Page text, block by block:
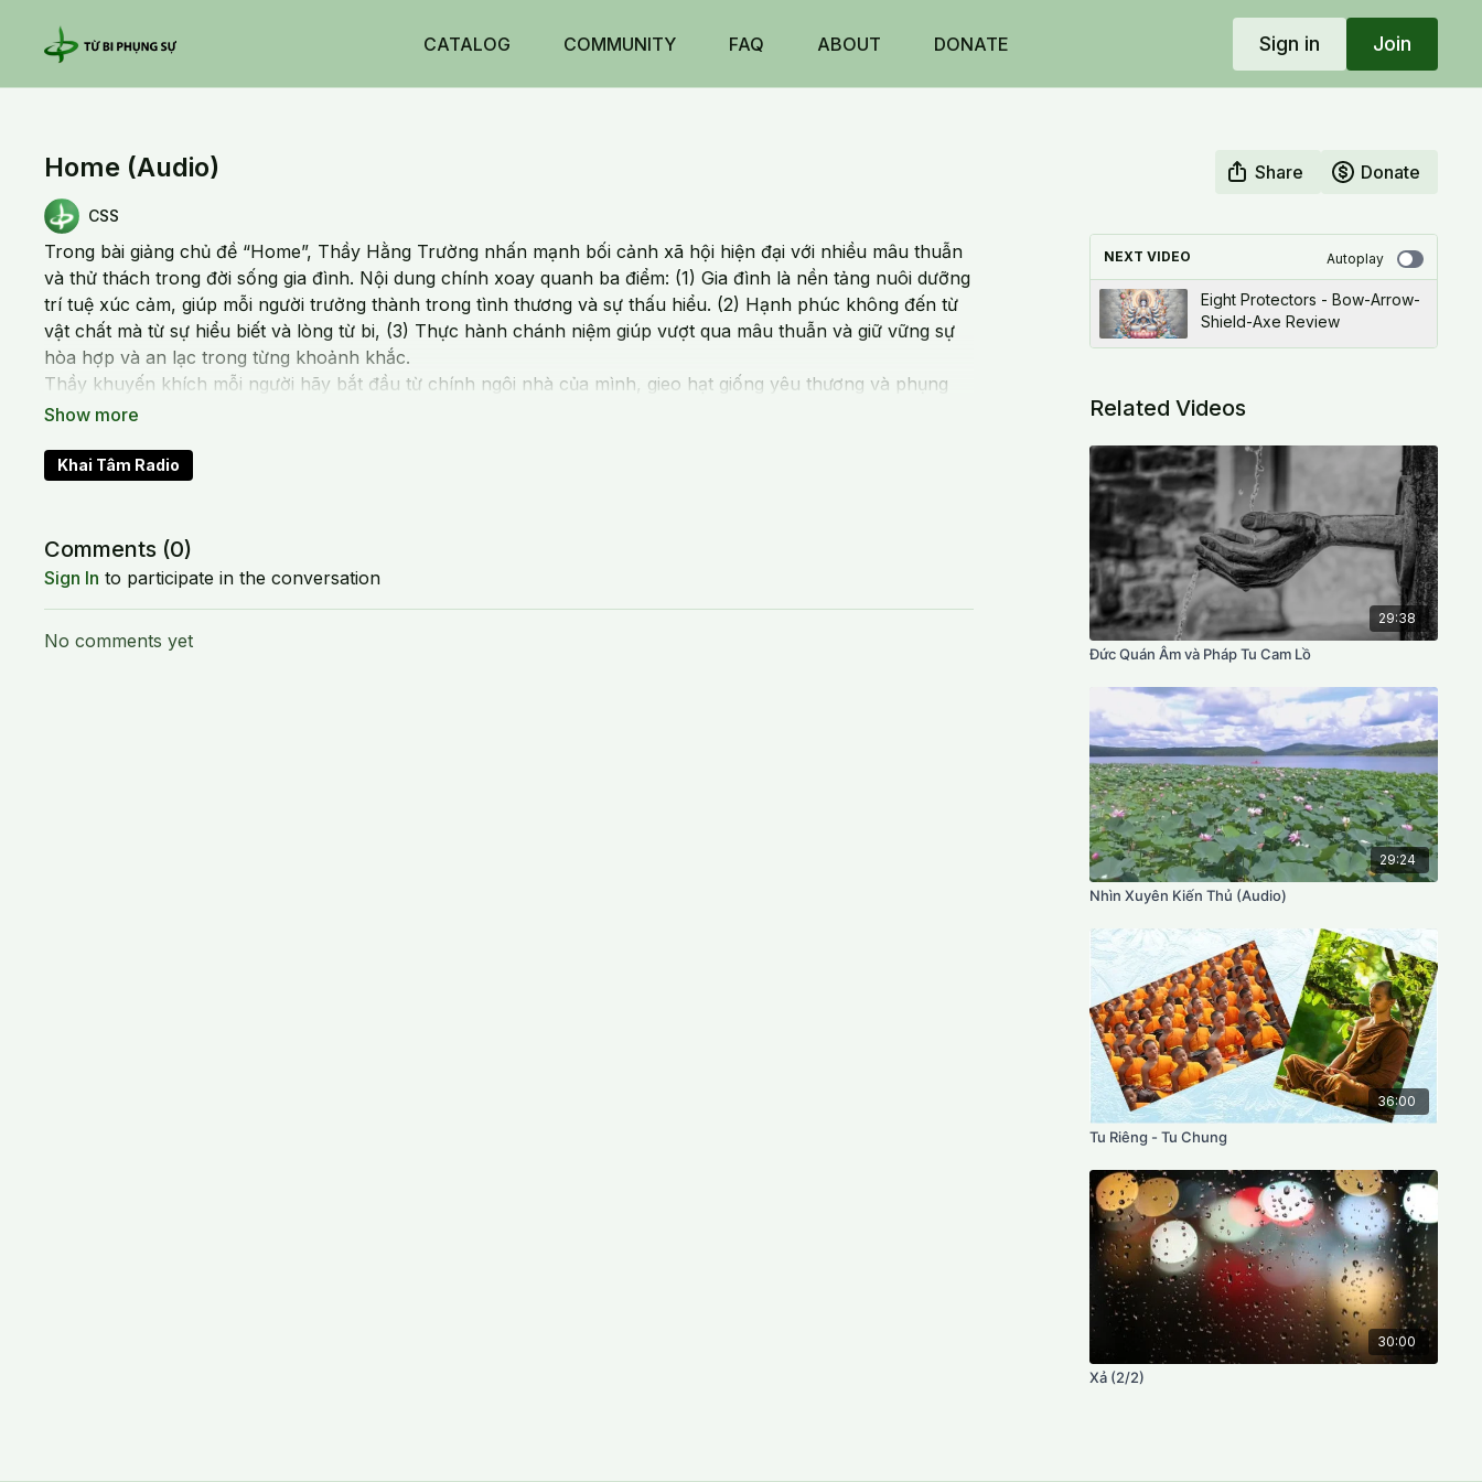
CATALOG COMMUNITY FAQ ABOUT DONATE Sign in Join
Home (Audio) Share Donate
CSS
Trong bài giảng chủ đề “Home”, Thầy Hằng Trường nhấn mạnh bối cảnh xã hội hiện đại với nhiều mâu thuẫn
và thử thách trong đời sống gia đình. Nội dung chính xoay quanh ba điểm: (1) Gia đình là nền tảng nuôi dưỡng
trí tuệ xúc cảm, giúp mỗi người trưởng thành trong tình thương và sự thấu hiểu. (2) Hạnh phúc không đến từ
vật chất mà từ sự hiểu biết và lòng từ bi, (3) Thực hành chánh niệm giúp vượt qua mâu thuẫn và giữ vững sự
hòa hợp và an lạc trong từng khoảnh khắc.
Thầy khuyến khích mỗi người hãy bắt đầu từ chính ngôi nhà của mình, gieo hạt giống yêu thương và phụng
sự để xây dựng nền tảng cho một xã hội an vui, hòa hợp.
20210505 Wed_KT683-Home_AUDIO
Khai Tâm Radio
Comments (0)
Sign In to participate in the conversation
No comments yet
NEXT VIDEO Autoplay
Eight Protectors - Bow-Arrow-
Shield-Axe Review
Related Videos
29:38
Đức Quán Âm và Pháp Tu Cam Lồ
29:24
Nhìn Xuyên Kiến Thủ (Audio)
36:00
Tu Riêng - Tu Chung
30:00
Xả (2/2)